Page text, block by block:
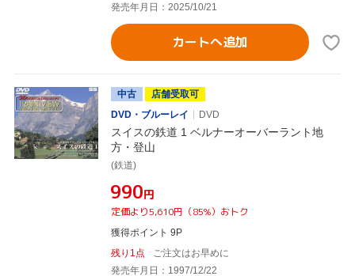
発売年月日：2025/10/21
カートへ追加
中古
店舗受取可
DVD・ブルーレイ
DVD
スイスの鉄道 1 ベルナーオーバーラント地
方・登山
(鉄道)
¥990円
定価より5,610円（85%）おトク
獲得ポイント 9P
残り1点
ご注文はお早めに
発売年月日：1997/12/22